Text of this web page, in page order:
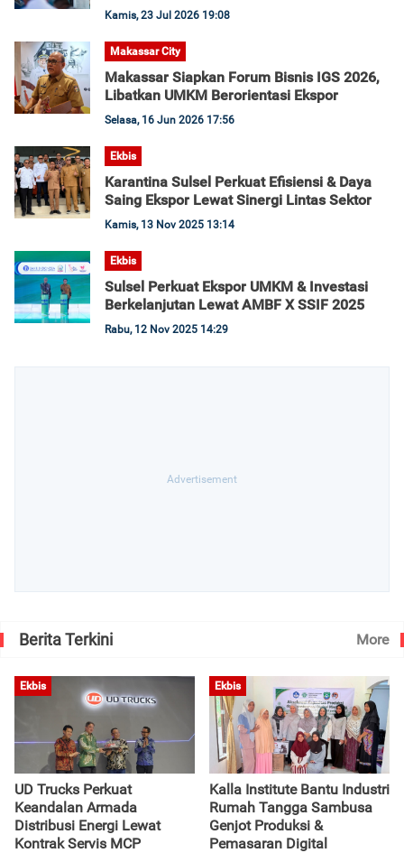
Kamis, 23 Jul 2026 19:08
Makassar City
Makassar Siapkan Forum Bisnis IGS 2026,
Libatkan UMKM Berorientasi Ekspor
Selasa, 16 Jun 2026 17:56
Ekbis
Karantina Sulsel Perkuat Efisiensi & Daya
Saing Ekspor Lewat Sinergi Lintas Sektor
Kamis, 13 Nov 2025 13:14
Ekbis
Sulsel Perkuat Ekspor UMKM & Investasi
Berkelanjutan Lewat AMBF X SSIF 2025
Rabu, 12 Nov 2025 14:29
Berita Terkini More
Ekbis
UD Trucks Perkuat
Keandalan Armada
Distribusi Energi Lewat
Kontrak Servis MCP
Ekbis
Kalla Institute Bantu Industri
Rumah Tangga Sambusa
Genjot Produksi &
Pemasaran Digital